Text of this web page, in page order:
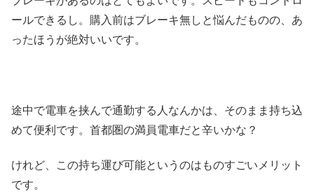
ールできるし。購入前はブレーキ無しと悩んだものの、あ
ったほうが絶対いいです。
途中で電車を挟んで通勤する人なんかは、そのまま持ち込
めて便利です。首都圏の満員電車だと辛いかな？
けれど、この持ち運び可能というのはものすごいメリット
です。